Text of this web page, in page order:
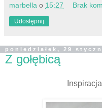
marbella o 15:27 Brak
Udostępnij
poniedziałek, 29
Z gołębicą